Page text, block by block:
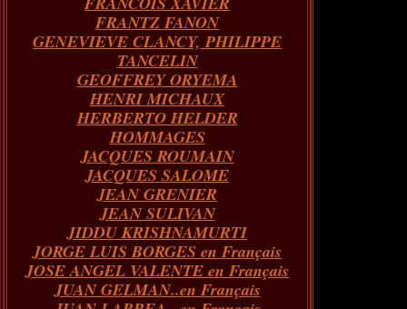
FRANTZ FANON
GENEVIEVE CLANCY, PHILIPPE
TANCELIN
GEOFFREY ORYEMA
HENRI MICHAUX
HERBERTO HELDER
HOMMAGES
JACQUES ROUMAIN
JACQUES SALOME
JEAN GRENIER
JEAN SULIVAN
JIDDU KRISHNAMURTI
JORGE LUIS BORGES en Français
JOSE ANGEL VALENTE en Français
JUAN GELMAN..en Français